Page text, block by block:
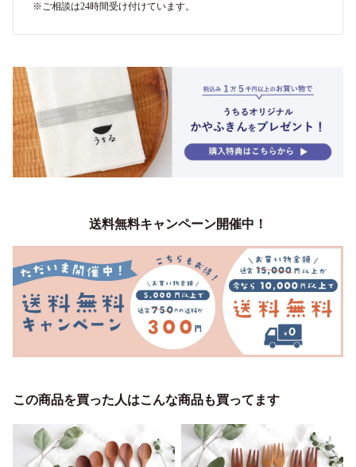
※ご相談は24時間受け付けています。
送料無料キャンペーン開催中！
この商品を買った人はこんな商品も買ってます